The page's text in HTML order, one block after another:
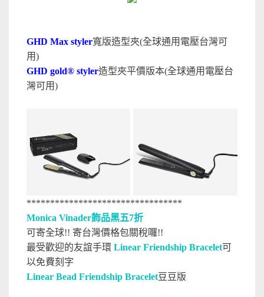
GHD Max styler寬版造型夾(全球通用電壓台灣可
用)
GHD gold® styler造型夾平價版本(全球通用電壓台
灣可用)
*********************************
Monica Vinader飾品黑五7折
可寄全球!! 寄台灣價格包關稅囉!!
最受歡迎的友誼手環 Linear Friendship Bracelet可
以免費刻字
Linear Bead Friendship Bracelet豆豆版